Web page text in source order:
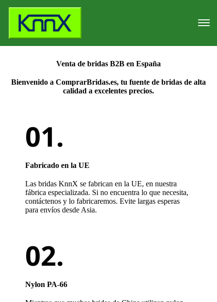
Venta de bridas B2B en España
Bienvenido a ComprarBridas.es, tu fuente de bridas de alta
calidad a excelentes precios.
Fabricado en la UE
Las bridas KnnX se fabrican en la UE, en nuestra
fábrica especializada. Si no encuentra lo que necesita,
contáctenos y lo fabricaremos. Evite largas esperas
para envíos desde Asia.
Nylon PA-66